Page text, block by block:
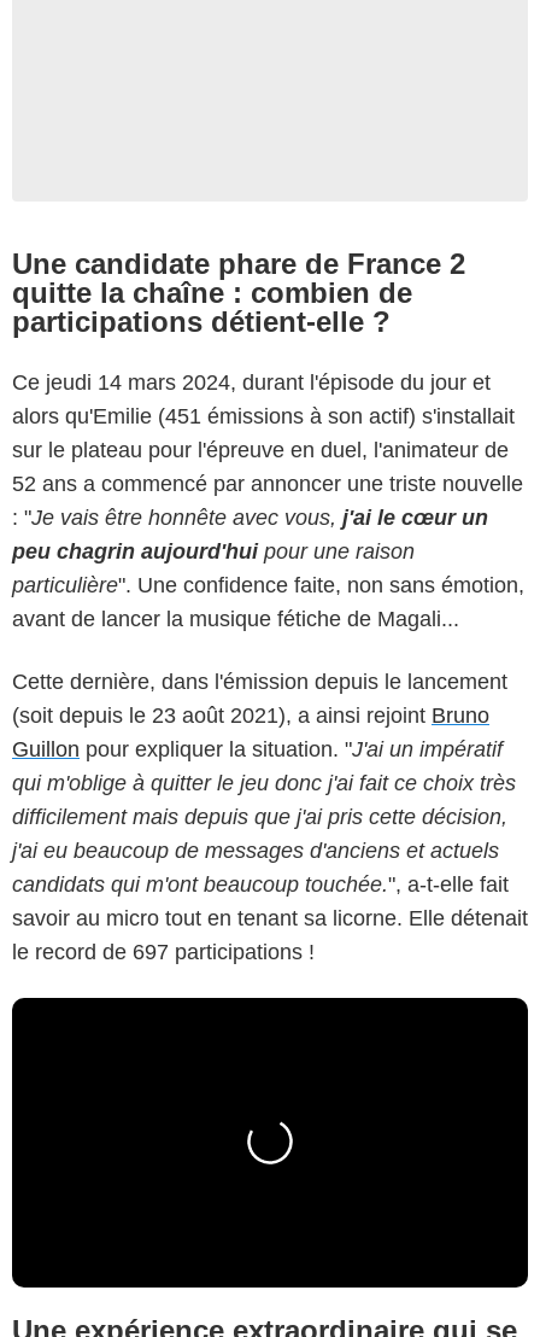
Une candidate phare de France 2
quitte la chaîne : combien de
participations détient-elle ?
Ce jeudi 14 mars 2024, durant l'épisode du jour et
alors qu'Emilie (451 émissions à son actif) s'installait
sur le plateau pour l'épreuve en duel, l'animateur de
52 ans a commencé par annoncer une triste nouvelle
: "Je vais être honnête avec vous, j'ai le cœur un
peu chagrin aujourd'hui pour une raison
particulière". Une confidence faite, non sans émotion,
avant de lancer la musique fétiche de Magali...
Cette dernière, dans l'émission depuis le lancement
(soit depuis le 23 août 2021), a ainsi rejoint Bruno
Guillon pour expliquer la situation. "J'ai un impératif
qui m'oblige à quitter le jeu donc j'ai fait ce choix très
difficilement mais depuis que j'ai pris cette décision,
j'ai eu beaucoup de messages d'anciens et actuels
candidats qui m'ont beaucoup touchée.", a-t-elle fait
savoir au micro tout en tenant sa licorne. Elle détenait
le record de 697 participations !